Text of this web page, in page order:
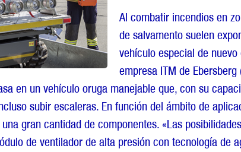
Al combatir incendios en
de salvamento suelen
vehículo especial de
empresa ITM de
en un vehículo oruga manejable que, con su
subir escaleras. En función del ámbito de
gran cantidad de componentes. «Las
de ventilador de alta presión con tecnología de